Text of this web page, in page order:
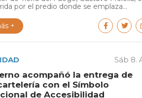
por el predio donde se emplaza...
+
Sáb 8.
acompañó la entrega de
con el Símbolo
de Accesibilidad